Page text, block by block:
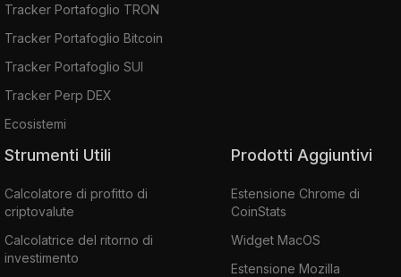
Tracker Portafoglio TRON
Tracker Portafoglio Bitcoin
Tracker Portafoglio SUI
Tracker Perp DEX
Ecosistemi
Strumenti Utili
Calcolatore di profitto di
criptovalute
Calcolatrice del ritorno di
investimento
Prodotti Aggiuntivi
Estensione Chrome di
CoinStats
Widget MacOS
Estensione Mozilla